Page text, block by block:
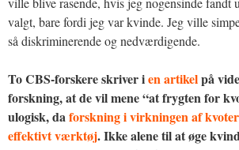
valgt, bare fordi jeg var kvinde. Jeg ville
så diskriminerende og nedværdigende.
To CBS-forskere skriver ien artikelpå
forskning, at de vil mene “at frygten for
ulogisk, daforskning i virkningen af
effektivt værktøj. Ikke alene til at øge